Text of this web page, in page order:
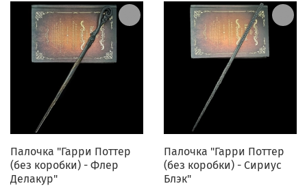
Палочка "Гарри Поттер
(без коробки) - Флер
Делакур"
Палочка "Гарри Поттер
(без коробки) - Сириус
Блэк"